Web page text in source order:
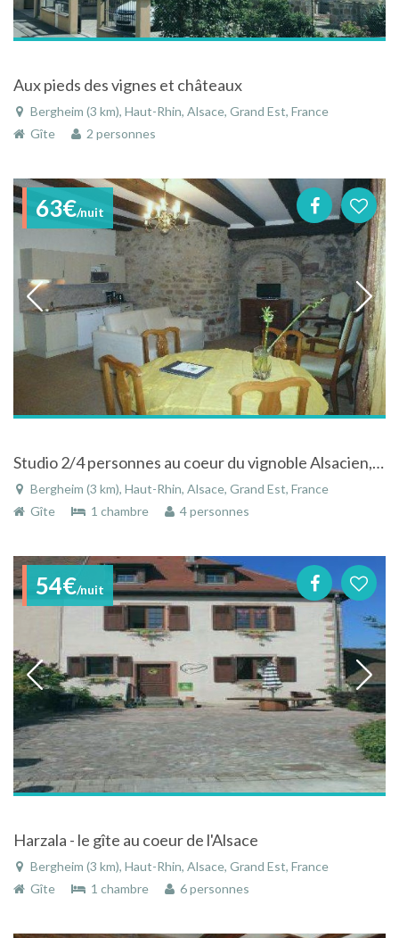
Aux pieds des vignes et châteaux
Bergheim (3 km), Haut-Rhin, Alsace, Grand Est, France
Gîte
2 personnes
63€/nuit
Studio 2/4 personnes au coeur du vignoble Alsacien, dans une demeure de caractère
Bergheim (3 km), Haut-Rhin, Alsace, Grand Est, France
Gîte
1 chambre 4 personnes
54€/nuit
Harzala - le gîte au coeur de l'Alsace
Bergheim (3 km), Haut-Rhin, Alsace, Grand Est, France
Gîte
1 chambre 6 personnes